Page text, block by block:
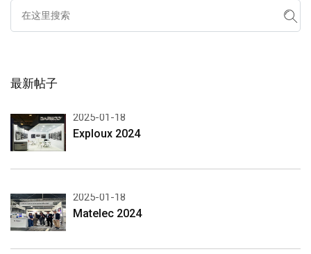
最新帖子
2025-01-18
Exploux 2024
2025-01-18
Matelec 2024